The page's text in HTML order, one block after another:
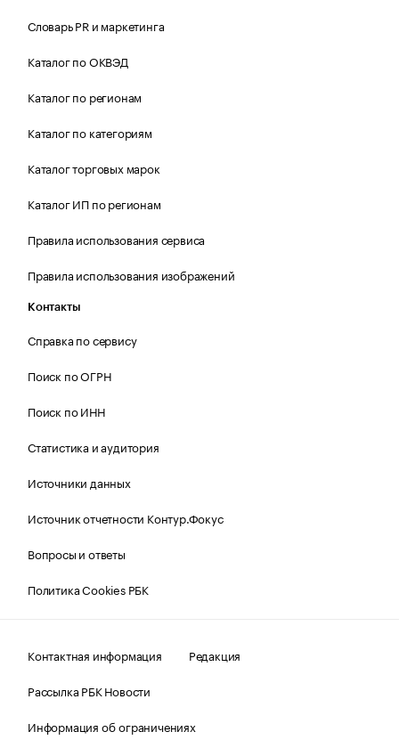
Словарь PR и маркетинга
Каталог по ОКВЭД
Каталог по регионам
Каталог по категориям
Каталог торговых марок
Каталог ИП по регионам
Правила использования сервиса
Правила использования изображений
Контакты
Справка по сервису
Поиск по ОГРН
Поиск по ИНН
Статистика и аудитория
Источники данных
Источник отчетности Контур.Фокус
Вопросы и ответы
Политика Cookies РБК
Контактная информация
Редакция
Рассылка РБК Новости
Информация об ограничениях